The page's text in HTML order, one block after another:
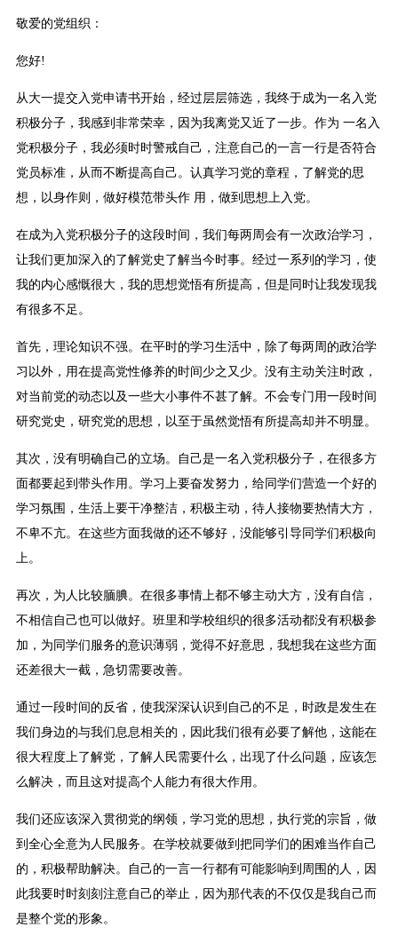
敬爱的党组织：
您好!
从大一提交入党申请书开始，经过层层筛选，我终于成为一名入党
积极分子，我感到非常荣幸，因为我离党又近了一步。作为 一名入
党积极分子，我必须时时警戒自己，注意自己的一言一行是否符合
党员标准，从而不断提高自己。认真学习党的章程，了解党的思
想，以身作则，做好模范带头作 用，做到思想上入党。
在成为入党积极分子的这段时间，我们每两周会有一次政治学习，
让我们更加深入的了解党史了解当今时事。经过一系列的学习，使
我的内心感慨很大，我的思想觉悟有所提高，但是同时让我发现我
有很多不足。
首先，理论知识不强。在平时的学习生活中，除了每两周的政治学
习以外，用在提高党性修养的时间少之又少。没有主动关注时政，
对当前党的动态以及一些大小事件不甚了解。不会专门用一段时间
研究党史，研究党的思想，以至于虽然觉悟有所提高却并不明显。
其次，没有明确自己的立场。自己是一名入党积极分子，在很多方
面都要起到带头作用。学习上要奋发努力，给同学们营造一个好的
学习氛围，生活上要干净整洁，积极主动，待人接物要热情大方，
不卑不亢。在这些方面我做的还不够好，没能够引导同学们积极向
上。
再次，为人比较腼腆。在很多事情上都不够主动大方，没有自信，
不相信自己也可以做好。班里和学校组织的很多活动都没有积极参
加，为同学们服务的意识薄弱，觉得不好意思，我想我在这些方面
还差很大一截，急切需要改善。
通过一段时间的反省，使我深深认识到自己的不足，时政是发生在
我们身边的与我们息息相关的，因此我们很有必要了解他，这能在
很大程度上了解党，了解人民需要什么，出现了什么问题，应该怎
么解决，而且这对提高个人能力有很大作用。
我们还应该深入贯彻党的纲领，学习党的思想，执行党的宗旨，做
到全心全意为人民服务。在学校就要做到把同学们的困难当作自己
的，积极帮助解决。自己的一言一行都有可能影响到周围的人，因
此我要时时刻刻注意自己的举止，因为那代表的不仅仅是我自己而
是整个党的形象。